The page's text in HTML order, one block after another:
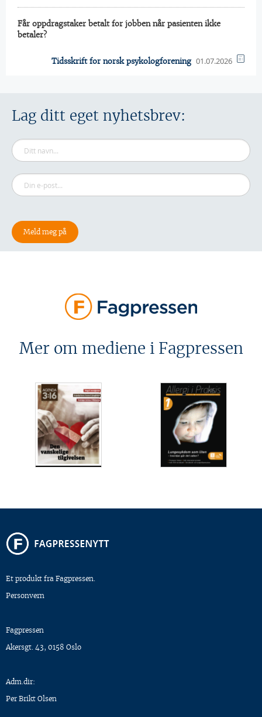
Får oppdragstaker betalt for jobben når pasienten ikke
betaler?
Tidsskrift for norsk psykologforening 01.07.2026
Lag ditt eget nyhetsbrev:
Mer om mediene i Fagpressen
Et produkt fra Fagpressen.
Personvern
Fagpressen
Akersgt. 43, 0158 Oslo
Adm.dir:
Per Brikt Olsen